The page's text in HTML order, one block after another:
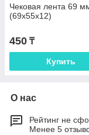
Чековая лента 69
(69х55х12)
450 ₸
Купить
О нас
Рейтинг не
Менее 5